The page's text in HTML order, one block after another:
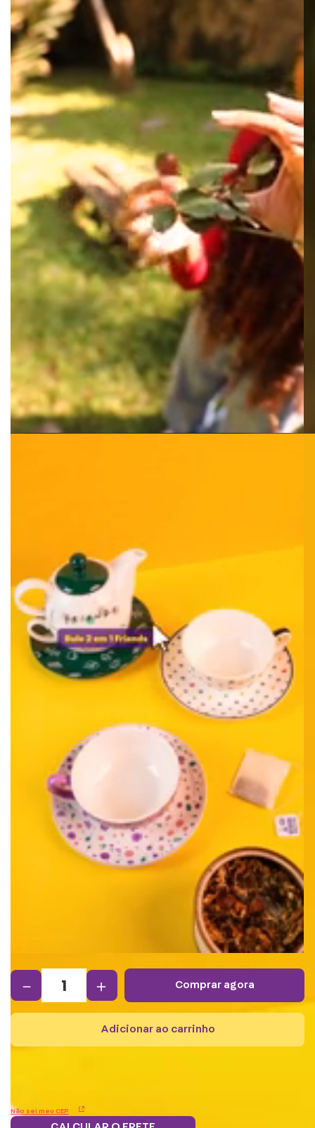
＋
－ comprar agora
adicionar ao carrinho
Não sei meu CEP